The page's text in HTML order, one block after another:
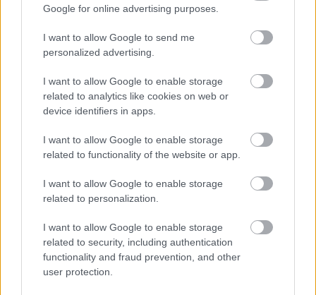
Google for online advertising purposes.
I want to allow Google to send me
personalized advertising.
I want to allow Google to enable storage
related to analytics like cookies on web or
device identifiers in apps.
I want to allow Google to enable storage
related to functionality of the website or app.
I want to allow Google to enable storage
related to personalization.
I want to allow Google to enable storage
related to security, including authentication
functionality and fraud prevention, and other
user protection.
ENERGIATAKARÉKOSSÁG: KORÁBBAN KEZDŐDIK